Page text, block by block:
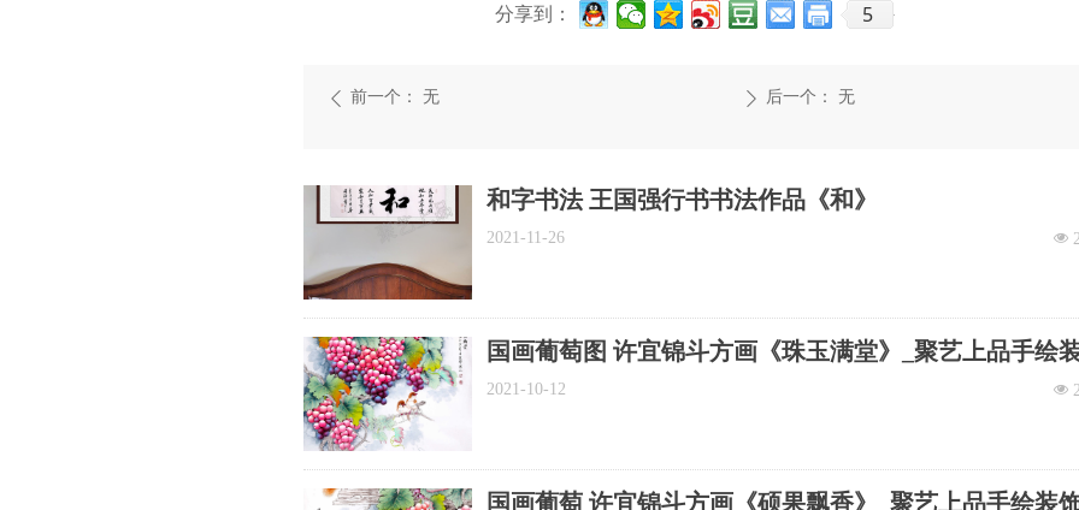
分享到： 5
ꄴ 前一个： 无 ꄲ 后一个： 无
和字书法 王国强行书书法作品《和》
넶
2021-11-26
国画葡萄图 许宜锦斗方画《珠玉满堂》_聚艺上品手绘
饰画
넶
2021-10-12
国画葡萄 许宜锦斗方画《硕果飘香》_聚艺上品手绘装